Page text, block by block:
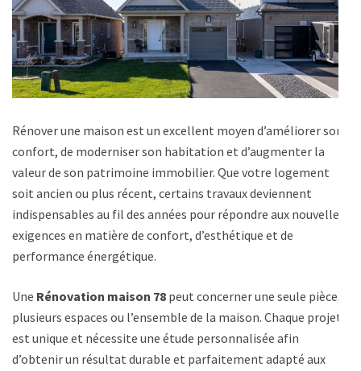
Rénover une maison est un excellent moyen d’améliorer son
confort, de moderniser son habitation et d’augmenter la
valeur de son patrimoine immobilier. Que votre logement
soit ancien ou plus récent, certains travaux deviennent
indispensables au fil des années pour répondre aux nouvelles
exigences en matière de confort, d’esthétique et de
performance énergétique.
Une Rénovation maison 78 peut concerner une seule pièce,
plusieurs espaces ou l’ensemble de la maison. Chaque projet
est unique et nécessite une étude personnalisée afin
d’obtenir un résultat durable et parfaitement adapté aux